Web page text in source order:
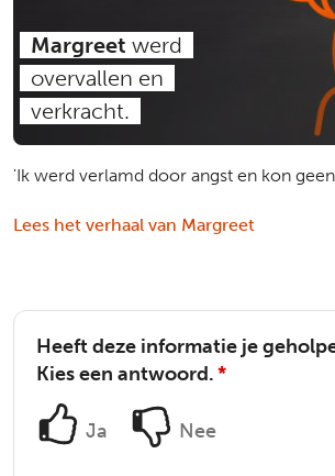
Margreet werd
overvallen en
verkracht.
'Ik werd verlamd door angst en kon
Lees het verhaal van Margreet
Heeft deze informatie je
Kies een antwoord.*
Ja Nee